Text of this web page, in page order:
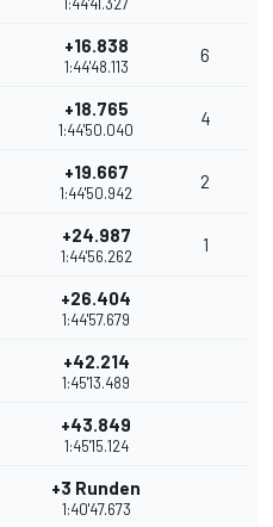
+16.838
1:44'48.113
6
+18.765
1:44'50.040
4
+19.667
1:44'50.942
2
+24.987
1:44'56.262
1
+26.404
1:44'57.679
+42.214
1:45'13.489
+43.849
1:45'15.124
+3 Runden
1:40'47.673